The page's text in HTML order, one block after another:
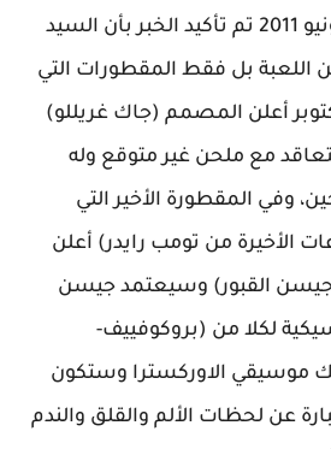
بتلحين اللعبة، وفي يونيو 2011 تم تأكيد الخبر بأن السيد
اللعبة بل فقط المقطورات التي
عرضها، وفي 17 أكتوبر أعلن المصمم (جاك غريللو)
مع ملحن غير متوقع وله
وفي المقطورة الأخير التي
الأخيرة من تومب رايدر) أعلن
القبور) وسيعتمد جيسن
لكلا من (بروكوفييف-
موسيقي الاوركسترا وستكون
عن لحظات الألم والقلق والندم